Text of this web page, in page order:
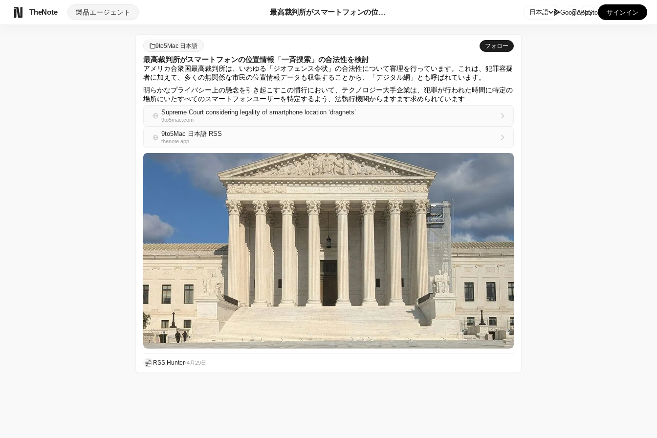
TheNote 製品エージェント 最高裁判所がスマートフォンの位置情報「一斉捜索」の合法性を検... 日本語 GooglePlay
AppStore サインイン
9to5Mac 日本語 フォロー
最高裁判所がスマートフォンの位置情報「一斉捜索」の合法性を検討
アメリカ合衆国最高裁判所は、いわゆる「ジオフェンス令状」の合法性について審理を行っています。これは、犯罪容疑
者に加えて、多くの無関係な市民の位置情報データも収集することから、「デジタル網」とも呼ばれています。
明らかなプライバシー上の懸念を引き起こすこの慣行において、テクノロジー大手企業は、犯罪が行われた時間に特定の
場所にいたすべてのスマートフォンユーザーを特定するよう、法執行機関からますます求められています…
Supreme Court considering legality of smartphone location ‘dragnets’
9to5mac.com
9to5Mac 日本語 RSS
thenote.app
RSS Hunter•4月29日